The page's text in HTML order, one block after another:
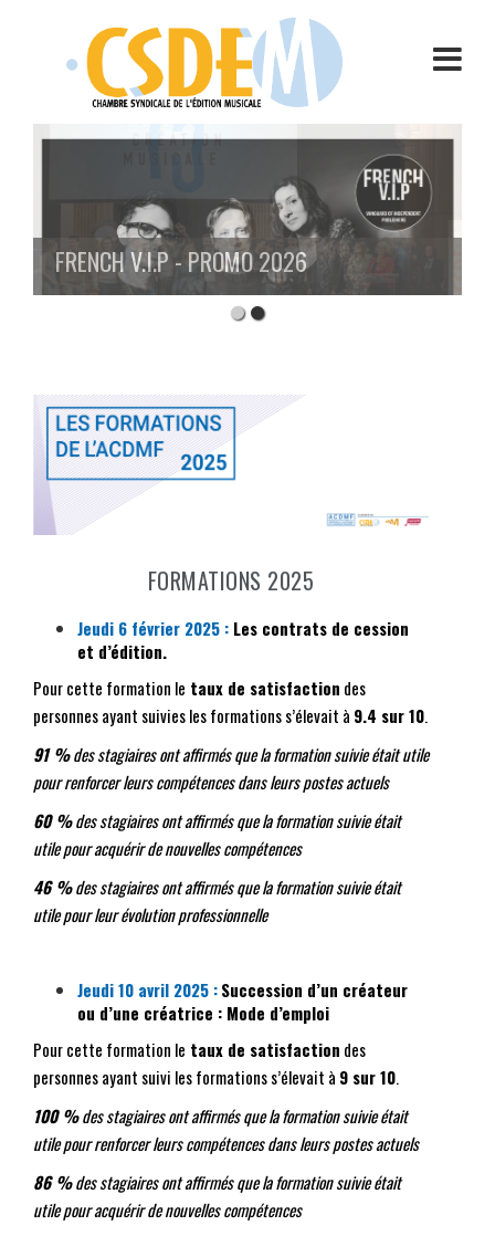
FRENCH V.I.P - PROMO 2026
FORMATIONS 2025
Jeudi 6 février 2025 : Les contrats de cession
et d’édition.
Pour cette formation le taux de satisfaction des
personnes ayant suivies les formations s’élevait à 9.4 sur 10.
91 %des stagiaires ont affirmés que la formation suivie était utile
pour renforcer leurs compétences dans leurs postes actuels
60 %des stagiaires ont affirmés que la formation suivie était
utile pour acquérir de nouvelles compétences
46 %des stagiaires ont affirmés que la formation suivie était
utile pour leur évolution professionnelle
Jeudi 10 avril 2025 :Succession d’un créateur
ou d’une créatrice : Mode d’emploi
Pour cette formation le taux de satisfaction des
personnes ayant suivi les formations s’élevait à 9 sur 10.
100 %des stagiaires ont affirmés que la formation suivie était
utile pour renforcer leurs compétences dans leurs postes actuels
86 %des stagiaires ont affirmés que la formation suivie était
utile pour acquérir de nouvelles compétences